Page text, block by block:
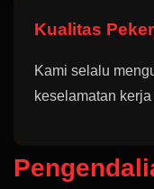
Kualitas
Kami selalu
keselamatan